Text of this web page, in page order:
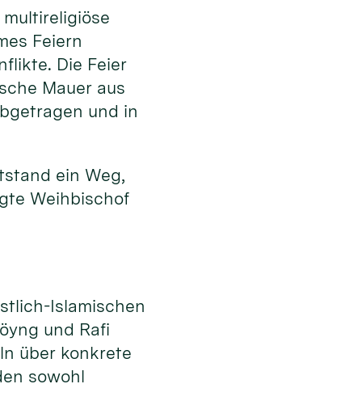
Feiern
Die Feier
Mauer aus
und in
ein Weg,
Weihbischof
Islamischen
und Rafi
über konkrete
sowohl